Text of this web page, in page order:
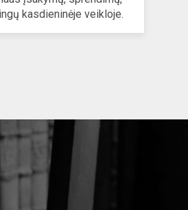
kasdieninėje veikloje.